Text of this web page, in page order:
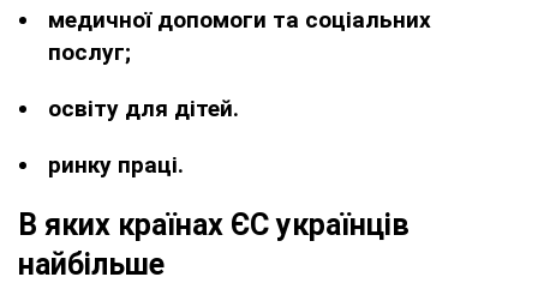
медичної допомоги та соціальних
послуг;
освіту для дітей.
ринку праці.
В яких країнах ЄС українців
найбільше